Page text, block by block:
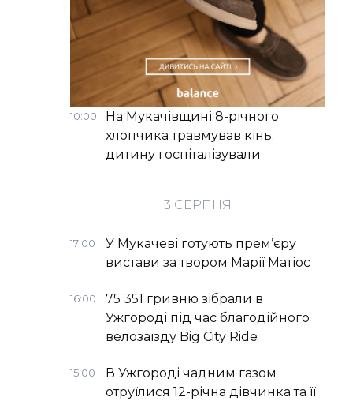
10:00
На Мукачівщині 8-річного
хлопчика травмував кінь:
дитину госпіталізували
3 СЕРПНЯ
17:00
У Мукачеві готують прем’єру
вистави за твором Марії Матіос
16:00
75 351 гривню зібрали в
Ужгороді під час благодійного
велозаїзду Big Сity Ride
15:00
В Ужгороді чадним газом
отруїлися 12-річна дівчинка та її